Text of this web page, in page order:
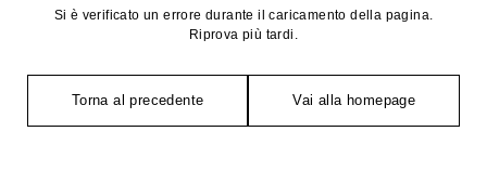
Si è verificato un errore durante il caricamento della pagina.
Riprova più tardi.
Torna al precedente Vai alla homepage